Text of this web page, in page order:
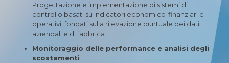
Progettazione e implementazione di sistemi di
controllo basati su indicatori economico-finanziari e
operativi, fondati sulla rilevazione puntuale dei dati
aziendali e di fabbrica.
Monitoraggio delle performance e analisi degli
scostamenti